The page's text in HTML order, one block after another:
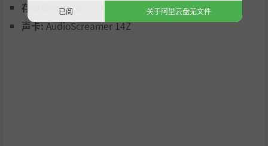
共有超过160张独特的手绘交易卡可供解锁，每张卡都拥有
自己的故事，您可在卡牌画廊中尽情欣赏。
存储空间:需要 1 GB 可用空间
声卡:AudioScreamer 14Z
已阅
关于阿里云盘无文件